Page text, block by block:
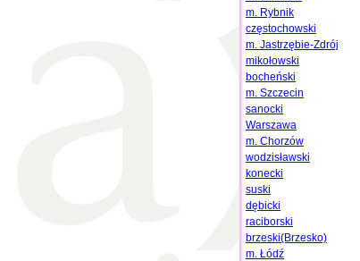
m. Rybnik
częstochowski
m. Jastrzębie-Zdrój
mikołowski
bocheński
m. Szczecin
sanocki
Warszawa
m. Chorzów
wodzisławski
konecki
suski
dębicki
raciborski
brzeski(Brzesko)
m. Łódź